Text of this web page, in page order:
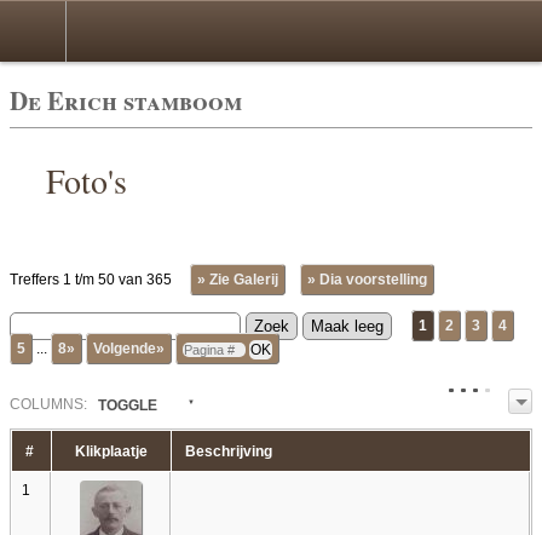
De Erich stamboom
Foto's
Treffers 1 t/m 50 van 365 » Zie Galerij » Dia voorstelling
1 2 3
4
5
... 8» Volgende»
COLUMN S: TOGGLE
# Klikplaatje Beschrijving
1